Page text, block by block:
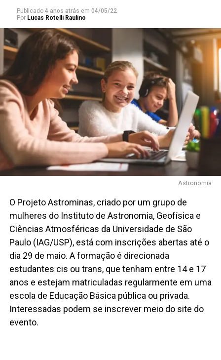
Publicado 4 anos atrás em 04/05/22
Por Lucas Rotelli Raulino
Astronomia
O Projeto Astrominas, criado por um grupo de
mulheres do Instituto de Astronomia, Geofísica e
Ciências Atmosféricas da Universidade de São
Paulo (IAG/USP), está com inscrições abertas até o
dia 29 de maio. A formação é direcionada
estudantes cis ou trans, que tenham entre 14 e 17
anos e estejam matriculadas regularmente em uma
escola de Educação Básica pública ou privada.
Interessadas podem se inscrever meio do site do
evento.